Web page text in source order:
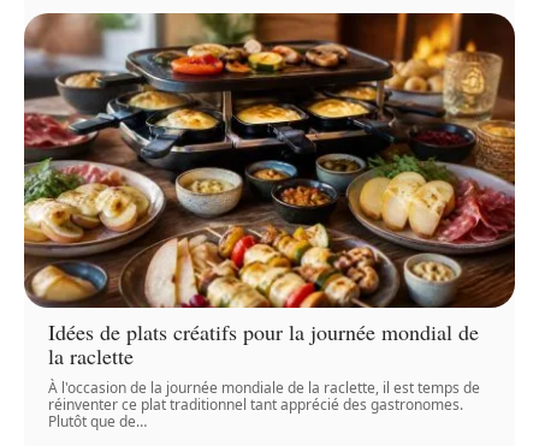
Idées de plats créatifs pour la journée mondial de
la raclette
À l'occasion de la journée mondiale de la raclette, il est temps de
réinventer ce plat traditionnel tant apprécié des gastronomes.
Plutôt que de…